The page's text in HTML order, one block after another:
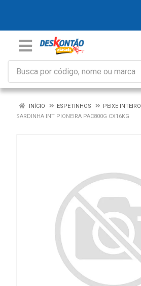
INÍCIO ESPETINHOS
PEIXE INTEIRO
SARDINHA INT PIONEIRA PAC800G CX16KG